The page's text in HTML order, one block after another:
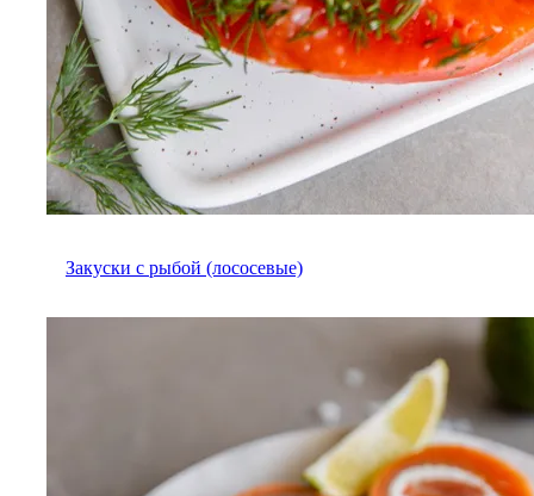
Закуски с рыбой (лососевые)